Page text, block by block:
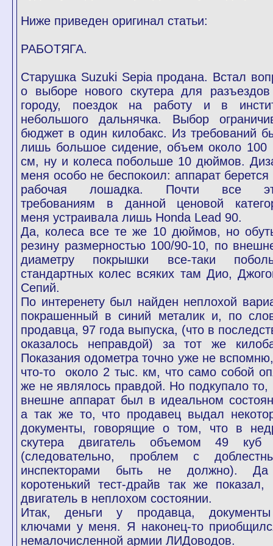
Ниже приведен оригинал статьи:
РАБОТЯГА.
Старушка Suzuki Sepia продана. Встал
о выборе нового скутера для
городу, поездок на работу и в
небольшого дальнячка. Выбор
бюджет в один килобакс. Из требований
лишь большое сидение, объем около 100
см, ну и колеса побольше 10 дюймов.
меня особо не беспокоил: аппарат берется
рабочая лошадка. Почти все
требованиям в данной ценовой
меня устраивала лишь Honda Lead 90.
Да, колеса все те же 10 дюймов, но
резину размерностью 100/90-10, по
диаметру покрышки все-таки
стандартных колес всяких там Дио,
Сепий.
По интеренету был найден неплохой
покрашенный в синий металик и, по
продавца, 97 года выпуска, (что в
оказалось неправдой) за тот же
Показания одометра точно уже не
что-то около 2 тыс. км, что само собой
же не являлось правдой. Но подкупало то,
внешне аппарат был в идеальном
а так же то, что продавец выдал
документы, говорящие о том, что в
скутера двигатель объемом 49 куб
(следовательно, проблем с
инспекторами быть не должно).
коротенький тест-драйв так же показал,
двигатель в неплохом состоянии.
Итак, деньги у продавца,
ключами у меня. Я наконец-то
немалочисленной армии ЛИДоводов.